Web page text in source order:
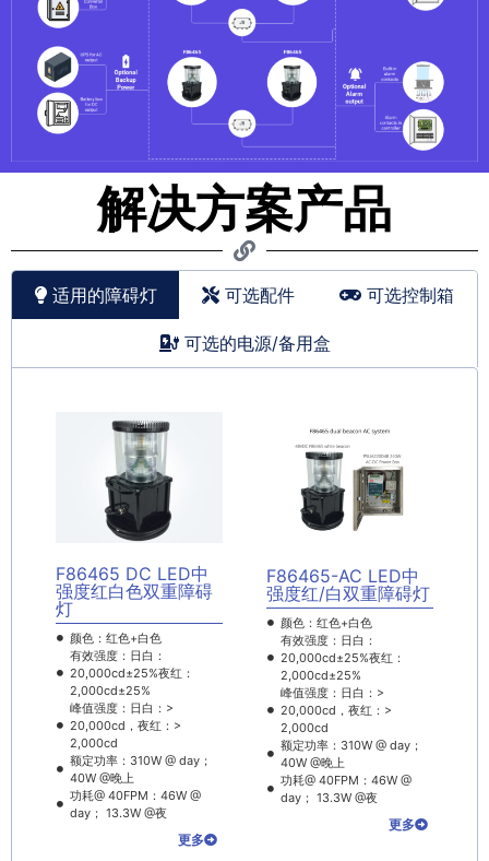
解决方案产品
适用的障碍灯 可选配件 可选控制箱
可选的电源/备用盒
F86465 DC LED中
强度红白色双重障碍
灯
颜色：红色+白色
有效强度：日白：
20,000cd±25%夜红：
2,000cd±25%
峰值强度：日白：>
20,000cd，夜红：>
2,000cd
额定功率：310W @ day；
40W @晚上
功耗@ 40FPM：46W @
day； 13.3W @夜
更多
F86465-AC LED中
强度红/白双重障碍灯
颜色：红色+白色
有效强度：日白：
20,000cd±25%夜红：
2,000cd±25%
峰值强度：日白：>
20,000cd，夜红：>
2,000cd
额定功率：310W @ day；
40W @晚上
功耗@ 40FPM：46W @
day； 13.3W @夜
更多